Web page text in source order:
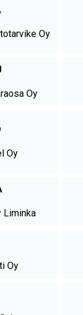
Oy
Oy
Oy
Liminka
Oy